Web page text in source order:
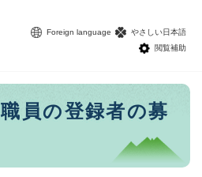
Foreign language
やさしい日本語
閲覧補助
員の登録者の募